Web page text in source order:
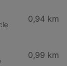
0,94 km
0,99 km